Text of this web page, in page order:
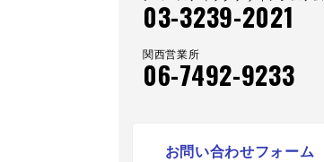
03-3239-2021
関西営業所
06-7492-9233
お問い合わせフォーム